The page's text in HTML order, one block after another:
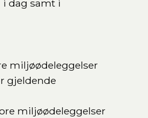
dag samt i
miljøødeleggelser
gjeldende
miljøødeleggelser